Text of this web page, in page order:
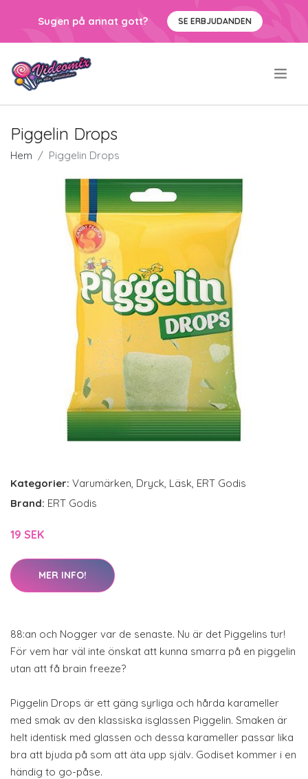
Sugen på annat gott? SE ERBJUDANDEN
Piggelin Drops
Hem Piggelin Drops
Kategorier: Varumärken, Dryck, Läsk, ERT Godis
Brand: ERT Godis
19 SEK
MER INFO!
88:an och Nogger var de senaste. Nu är det Piggelins tur!
För vem har väl inte önskat att kunna smarra på en piggelin
utan att få brain freeze?
Piggelin Drops är ett gäng syrliga och hårda karameller
med smak av den klassiska isglassen Piggelin. Smaken är
helt identisk med glassen och dessa karameller passar lika
bra att bjuda på som att äta upp själv. Godiset kommer i en
händig to go-påse.